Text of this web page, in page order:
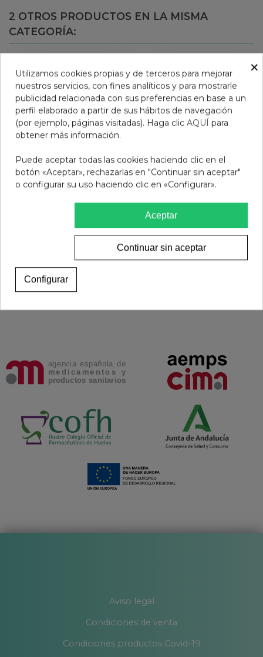
2 OTROS PRODUCTOS EN LA MISMA
CATEGORÍA:
AQUILEA QUEMAGRASAS
12,95 €
AQUILEA DETOX 10
12,95 €
Añadir al carrito
Aviso legal
Condiciones de venta
Condiciones productos Covid-19
×
Utilizamos cookies propias y de terceros para mejorar
nuestros servicios, con fines analíticos y para mostrarle
publicidad relacionada con sus preferencias en base a un
perfil elaborado a partir de sus hábitos de navegación
(por ejemplo, páginas visitadas). Haga clic AQUÍ para
obtener más información.
Puede aceptar todas las cookies haciendo clic en el
botón «Aceptar», rechazarlas en "Continuar sin aceptar"
o configurar su uso haciendo clic en «Configurar».
Aceptar
Continuar sin aceptar
Configurar